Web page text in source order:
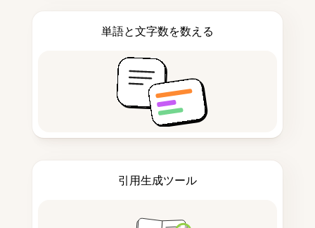
単語と文字数を数える
引用生成ツール